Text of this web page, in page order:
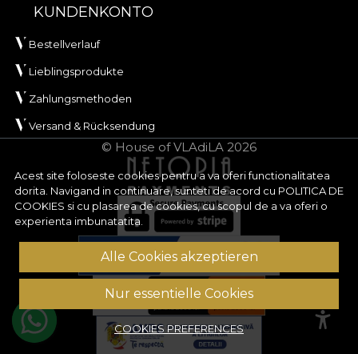
Acest site foloseste cookies pentru a va oferi functionalitatea
dorita. Navigand in continuare, sunteti de acord cu POLITICA DE
COOKIES si cu plasarea de cookies, cu scopul de a va oferi o
experienta imbunatatita.
Alle Cookies akzeptieren
Nur essentielle Cookies
COOKIES PREFERENCES
KUNDENKONTO
Bestellverlauf
Lieblingsprodukte
Zahlungsmethoden
Versand & Rücksendung
© House of VLAdiLA 2026